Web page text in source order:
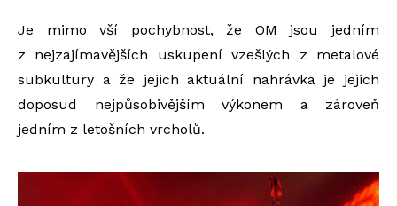
Je mimo vší pochybnost, že OM jsou jedním
z nejzajímavějších uskupení vzešlých z metalové
subkultury a že jejich aktuální nahrávka je jejich
doposud nejpůsobivějším výkonem a zároveň
jedním z letošních vrcholů.